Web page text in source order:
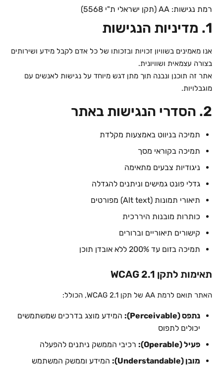
רמת נגישות: AA (תקן ישראלי ת"י 5568)
1. מדיניות הנגישות
אנו מאמינים בשוויון זכויות ובזכותו של כל אדם לקבל מידע ושירותים
בצורה עצמאית ושוויונית.
אתר זה תוכנן ונבנה תוך מתן דגש מיוחד על נגישות לאנשים עם
מוגבלויות.
2. הסדרי הנגישות באתר
תמיכה בניווט באמצעות מקלדת
תמיכה בקוראי מסך
ניגודיות צבעים מתאימה
גדלי פונט גמישים וניתנים להגדלה
תיאורי תמונות (Alt text) מפורטים
כותרות מובנות היררכית
קישורים תיאוריים וברורים
תמיכה בזום עד 200% ללא אובדן תוכן
תאימות לתקן WCAG 2.1
האתר תואם לרמת AA של תקן WCAG 2.1, הכולל:
נתפס (Perceivable):
המידע מוצג בדרכים שמשתמשים
יכולים לתפוס
פעיל (Operable):
רכיבי הממשק ניתנים להפעלה
מובן (Understandable):
המידע וממשק המשתמש